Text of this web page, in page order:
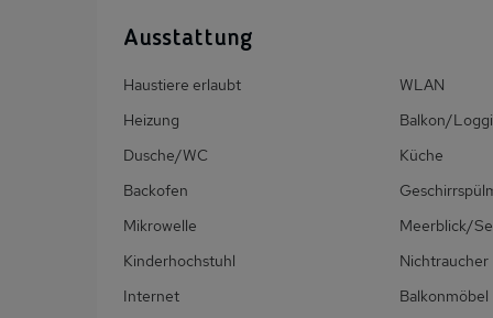
Ausstattung
Haustiere erlaubt WLAN
Heizung
Balkon/
Dusche/WC
Küche
Backofen
Mikrowelle
Meerblick/
Kinderhochstuhl
Nichtraucher
Internet
Balkonmöbel